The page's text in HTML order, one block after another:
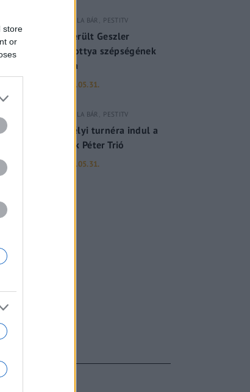
store
or
GERILLA BÁR PESTITV
Kiderült Geszler
Dorottya szépségének
titka
2022.05.31.
GERILLA BÁR PESTITV
Erdélyi turnéra indul a
Sárik Péter Trió
2022.05.31.